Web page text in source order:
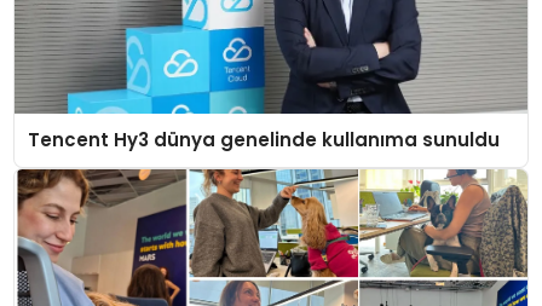
Tencent Hy3 dünya genelinde kullanıma sunuldu